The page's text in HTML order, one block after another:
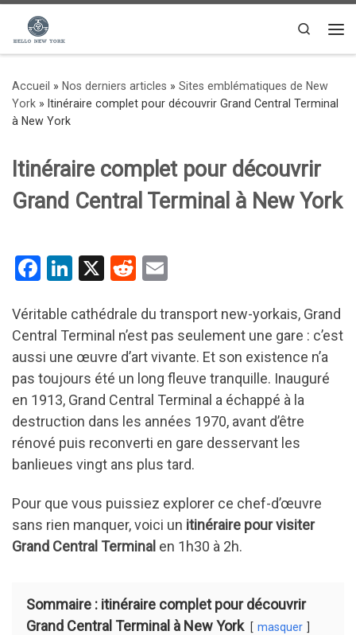
Passer au contenu
Search
Accueil » Nos derniers articles » Sites emblématiques de New
York » Itinéraire complet pour découvrir Grand Central Terminal
à New York
Itinéraire complet pour découvrir
Grand Central Terminal à New York
F
ce
b
o
o
k
Li
ke
dI
n
X
R
d
di
t
ail
Véritable cathédrale du transport new-yorkais, Grand
Central Terminal n’est pas seulement une gare : c’est
aussi une œuvre d’art vivante. Et son existence n’a
pas toujours été un long fleuve tranquille. Inauguré
en 1913, Grand Central Terminal a échappé à la
destruction dans les années 1970, avant d’être
rénové puis reconverti en gare desservant les
banlieues vingt ans plus tard.
Pour que vous puissiez explorer ce chef-d’œuvre
sans rien manquer, voici un itinéraire pour visiter
Grand Central Terminal en 1h30 à 2h.
Sommaire : itinéraire complet pour découvrir
Grand Central Terminal à New York
masquer